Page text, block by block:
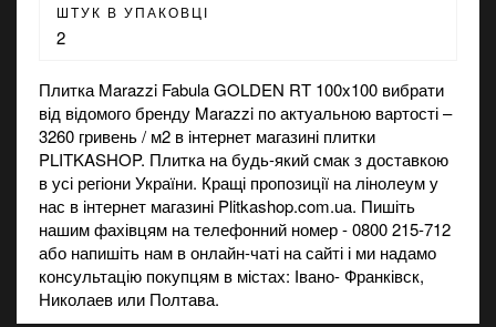
ШТУК В УПАКОВЦІ
2
Плитка Marazzi Fabula GOLDEN RT 100x100 вибрати
від відомого бренду Marazzi по актуальною вартості –
3260 гривень / м2 в інтернет магазині плитки
PLITKASHOP. Плитка на будь-який смак з доставкою
в усі регіони України. Кращі пропозиції на лінолеуму
нас в інтернет магазині Plitkashop.com.ua. Пишіть
нашим фахівцям на телефонний номер - 0800 215-712
або напишіть нам в онлайн-чаті на сайті і ми надамо
консультацію покупцям в містах: Івано- Франківск,
Николаев или Полтава.